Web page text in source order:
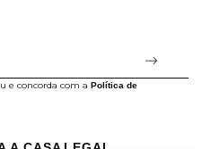
e concorda com a Política de